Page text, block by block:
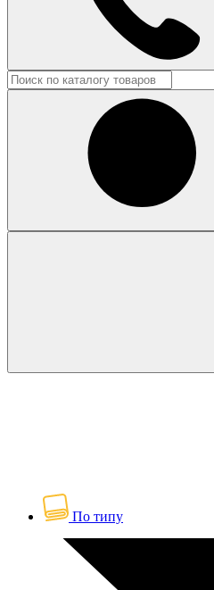
По типу